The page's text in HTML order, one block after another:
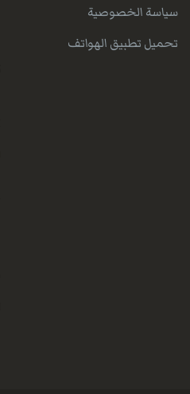
سياسة الخصوصية
تحميل تطبيق الهواتف